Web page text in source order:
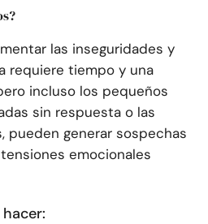
las inseguridades y
requiere tiempo y una
incluso los pequeños
sin respuesta o las
pueden generar sospechas
emocionales